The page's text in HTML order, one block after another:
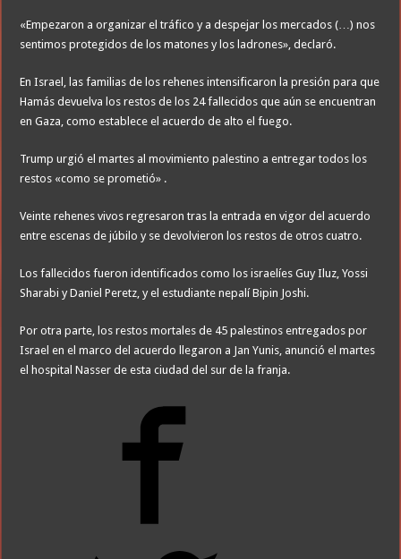
«Empezaron a organizar el tráfico y a despejar los mercados (…) nos
sentimos protegidos de los matones y los ladrones», declaró.
En Israel, las familias de los rehenes intensificaron la presión para que
Hamás devuelva los restos de los 24 fallecidos que aún se encuentran
en Gaza, como establece el acuerdo de alto el fuego.
Trump urgió el martes al movimiento palestino a entregar todos los
restos «como se prometió» .
Veinte rehenes vivos regresaron tras la entrada en vigor del acuerdo
entre escenas de júbilo y se devolvieron los restos de otros cuatro.
Los fallecidos fueron identificados como los israelíes Guy Iluz, Yossi
Sharabi y Daniel Peretz, y el estudiante nepalí Bipin Joshi.
Por otra parte, los restos mortales de 45 palestinos entregados por
Israel en el marco del acuerdo llegaron a Jan Yunis, anunció el martes
el hospital Nasser de esta ciudad del sur de la franja.